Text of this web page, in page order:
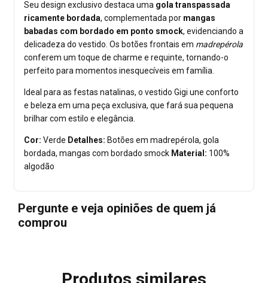
Seu design exclusivo destaca uma gola transpassada
ricamente bordada, complementada por mangas
babadas com bordado em ponto smock, evidenciando a
delicadeza do vestido. Os botões frontais em madrepérola
conferem um toque de charme e requinte, tornando-o
perfeito para momentos inesquecíveis em família.
Ideal para as festas natalinas, o vestido Gigi une conforto
e beleza em uma peça exclusiva, que fará sua pequena
brilhar com estilo e elegância.
Cor: Verde Detalhes: Botões em madrepérola, gola
bordada, mangas com bordado smock Material: 100%
algodão
Pergunte e veja opiniões de quem já
comprou